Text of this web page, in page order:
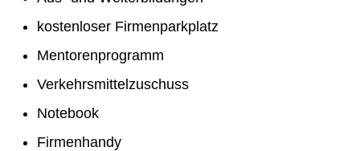
kostenloser Firmenparkplatz
Mentorenprogramm
Verkehrsmittelzuschuss
Notebook
Firmenhandy